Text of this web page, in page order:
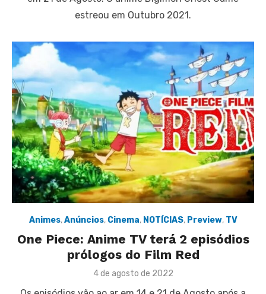
estreou em Outubro 2021.
Animes,Anúncios, Cinema, NOTÍCIAS, Preview, TV
One Piece: Anime TV terá 2 episódios
prólogos do Film Red
Posted
4 de agosto de 2022